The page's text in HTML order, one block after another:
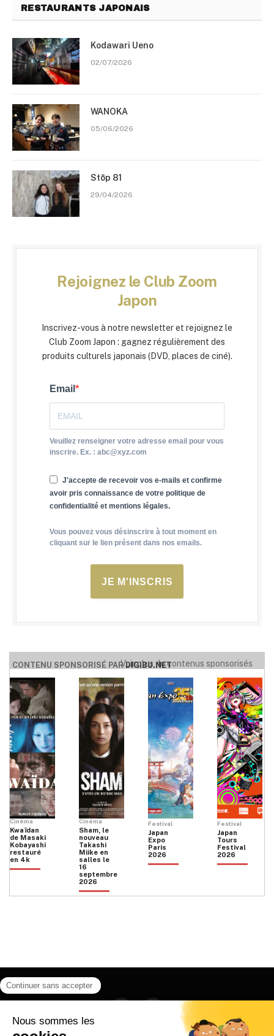
RESTAURANTS JAPONAIS
Kodawari Ueno
02/07/2026
WANOKA
05/06/2026
Stōp 81
29/04/2026
Rejoignez le Club Zoom
Japon
Inscrivez-vous à notre newsletter et rejoignez le
Club Zoom Japon : gagnez régulièrement des
produits culturels japonais (DVD, places de ciné).
Email
Veuillez renseigner votre adresse email pour vous
inscrire. Ex. : abc@xyz.com
J'accepte de recevoir vos e-mails et confirme
avoir pris connaissance de votre politique de
confidentialité et mentions légales.
Vous pouvez vous désinscrire à tout moment en
cliquant sur le lien présent dans nos emails.
JE M'INSCRIS
CONTENU SPONSORISÉ PARDIGIBU.NET
Voir plus de contenus sponsorisés
Cinéma
Kwaïdan
de Masaki
Kobayashi
restauré
en 4k
Cinéma
Sham, le
nouveau
Takashi
Miike en
salles le
16
septembre
2026
Festival
Japan
Expo
Paris
2026
Festival
Japan
Tours
Festival
2026
Instagram